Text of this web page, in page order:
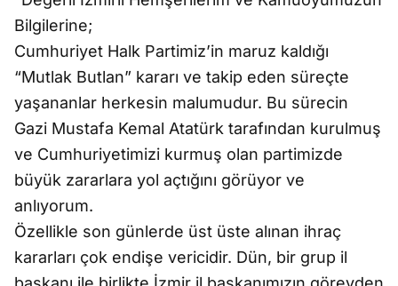
Bilgilerine;
Cumhuriyet Halk Partimiz’in maruz kaldığı
“Mutlak Butlan” kararı ve takip eden süreçte
yaşananlar herkesin malumudur. Bu sürecin
Gazi Mustafa Kemal Atatürk tarafından kurulmuş
ve Cumhuriyetimizi kurmuş olan partimizde
büyük zararlara yol açtığını görüyor ve
anlıyorum.
Özellikle son günlerde üst üste alınan ihraç
kararları çok endişe vericidir. Dün, bir grup il